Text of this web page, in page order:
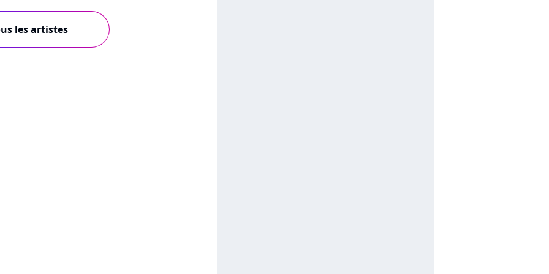
les artistes